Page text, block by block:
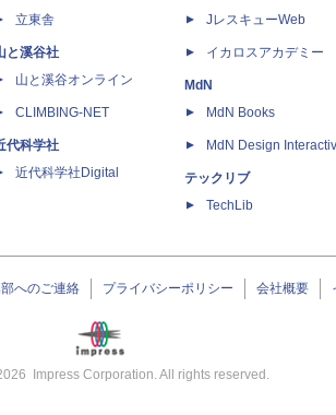
立東舎
と溪谷社
山と溪谷オンライン
CLIMBING-NET
代科学社
近代科学社Digital
JレスキューWeb
イカロスアカデミー
MdN
MdN Books
MdN Design
テックリブ
TechLib
へのご連絡 プライバシーポリシー 会社概要
Impress Corporation. All rights reserved.